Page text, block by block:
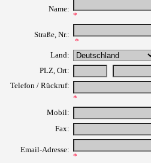
Name:
*
Straße, Nr.:
*
Land:
PLZ, Ort:
Telefon / Rückruf:
*
Mobil:
Fax:
Email-Adresse:
*